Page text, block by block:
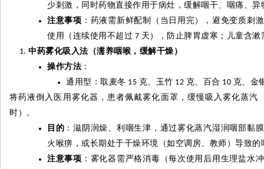
少刺激，同时药物直接作用于病灶，缓解咽干、咽痛、
注意事项 ：药液需新鲜配制（当日用完），避免变质刺
使用（连续使用不超过 7 天），防止脾胃虚寒；儿童含
中药雾化吸入法（濡养咽喉，缓解干燥）
操作方法 ：
通用型：取麦冬 15 克、玉竹 12 克、百合 10 克、金
将药液倒入医用雾化器，患者佩戴雾化面罩，缓慢吸入雾化蒸汽
时）。
目的 ：滋阴润燥、利咽生津，通过雾化蒸汽湿润咽部黏
火喉痹，或长期处于干燥环境（如空调房、教师）导致的
注意事项 ：雾化器需严格消毒（每次使用后用生理盐水